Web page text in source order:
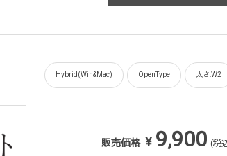
Hybrid(Win&Mac) OpenType 太さ:W2
販売価格 ¥ 9,900 (税